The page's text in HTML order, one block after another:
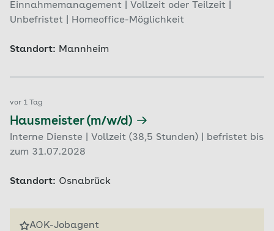
Einnahmemanagement | Vollzeit oder Teilzeit |
Unbefristet | Homeoffice-Möglichkeit
Standort: Mannheim
vor 1 Tag
Hausmeister (m/w/d)
Interne Dienste | Vollzeit (38,5 Stunden) | befristet bis
zum 31.07.2028
Standort: Osnabrück
AOK-Jobagent